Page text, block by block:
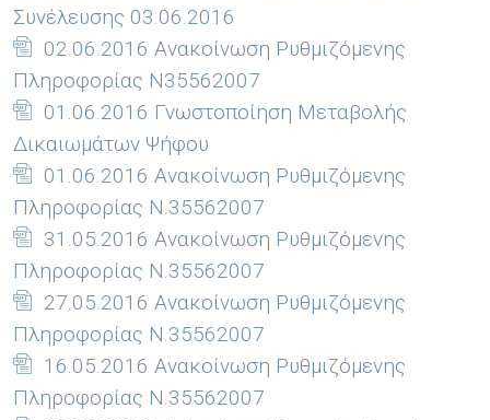
Συνέλευσης 03.06.2016
02.06.2016 Ανακοίνωση Ρυθμιζόμενης
Πληροφορίας Ν35562007
01.06.2016 Γνωστοποίηση Μεταβολής
Δικαιωμάτων Ψήφου
01.06.2016 Ανακοίνωση Ρυθμιζόμενης
Πληροφορίας Ν.35562007
31.05.2016 Ανακοίνωση Ρυθμιζόμενης
Πληροφορίας Ν.35562007
27.05.2016 Ανακοίνωση Ρυθμιζόμενης
Πληροφορίας Ν.35562007
16.05.2016 Ανακοίνωση Ρυθμιζόμενης
Πληροφορίας Ν.35562007